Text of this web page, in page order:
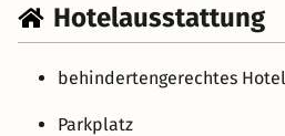
Hotelausstattung
behindertengerechtes Hotel
Parkplatz